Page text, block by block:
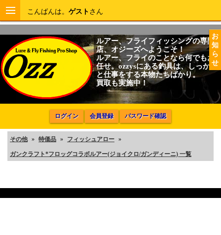
お
知
ら
せ
こんばんは。 ゲスト さん
ルアー、フライフィッシングの専門
店、オジーズへようこそ！
ルアー、フライのことなら何でもお
任せ。ozzysにある釣具は、しっかり
と仕事をする本物たちばかり。
買取も実施中！
ログイン 会員登録 パスワード確認
その他 » 特価品 » フィッシュアロー »
ガンクラフト*フロッグコラボルアー(ジョイクロ/ガンディーニ) 一覧